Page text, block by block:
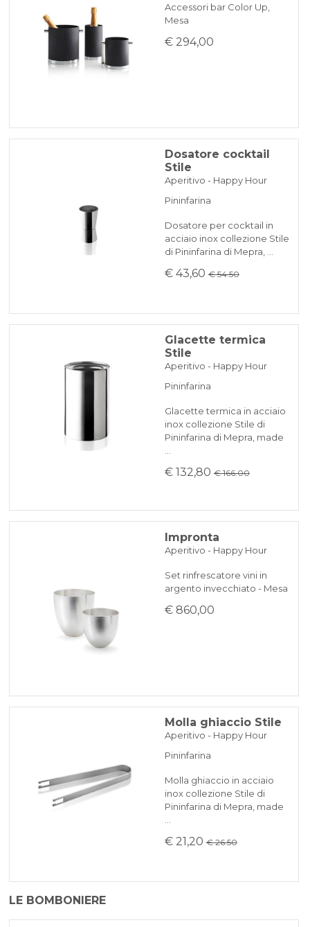
Accessori bar Color Up,
Mesa
€ 294,00
Dosatore cocktail
Stile
Aperitivo - Happy Hour
Pininfarina
Dosatore per cocktail in
acciaio inox collezione Stile
di Pininfarina di Mepra, …
€ 43,60 € 54.50
Glacette termica
Stile
Aperitivo - Happy Hour
Pininfarina
Glacette termica in acciaio
inox collezione Stile di
Pininfarina di Mepra, made
€ 132,80 € 166.00
Impronta
Aperitivo - Happy Hour
Set rinfrescatore vini in
argento invecchiato - Mesa
€ 860,00
Molla ghiaccio Stile
Aperitivo - Happy Hour
Pininfarina
Molla ghiaccio in acciaio
inox collezione Stile di
Pininfarina di Mepra, made
…
€ 21,20 € 26.50
LE BOMBONIERE